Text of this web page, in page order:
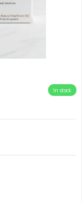
In stock